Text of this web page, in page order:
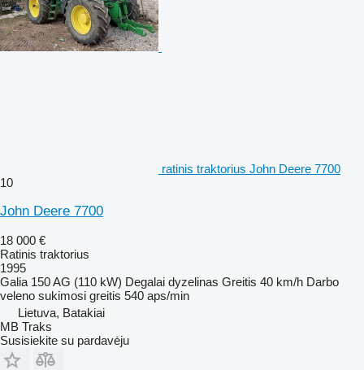
ratinis traktorius John Deere 7700
10
John Deere 7700
18 000 €
Ratinis traktorius
1995
Galia 150 AG (110 kW) Degalai dyzelinas Greitis 40 km/h Darbo
veleno sukimosi greitis 540 aps/min
Lietuva, Batakiai
MB Traks
Susisiekite su pardavėju